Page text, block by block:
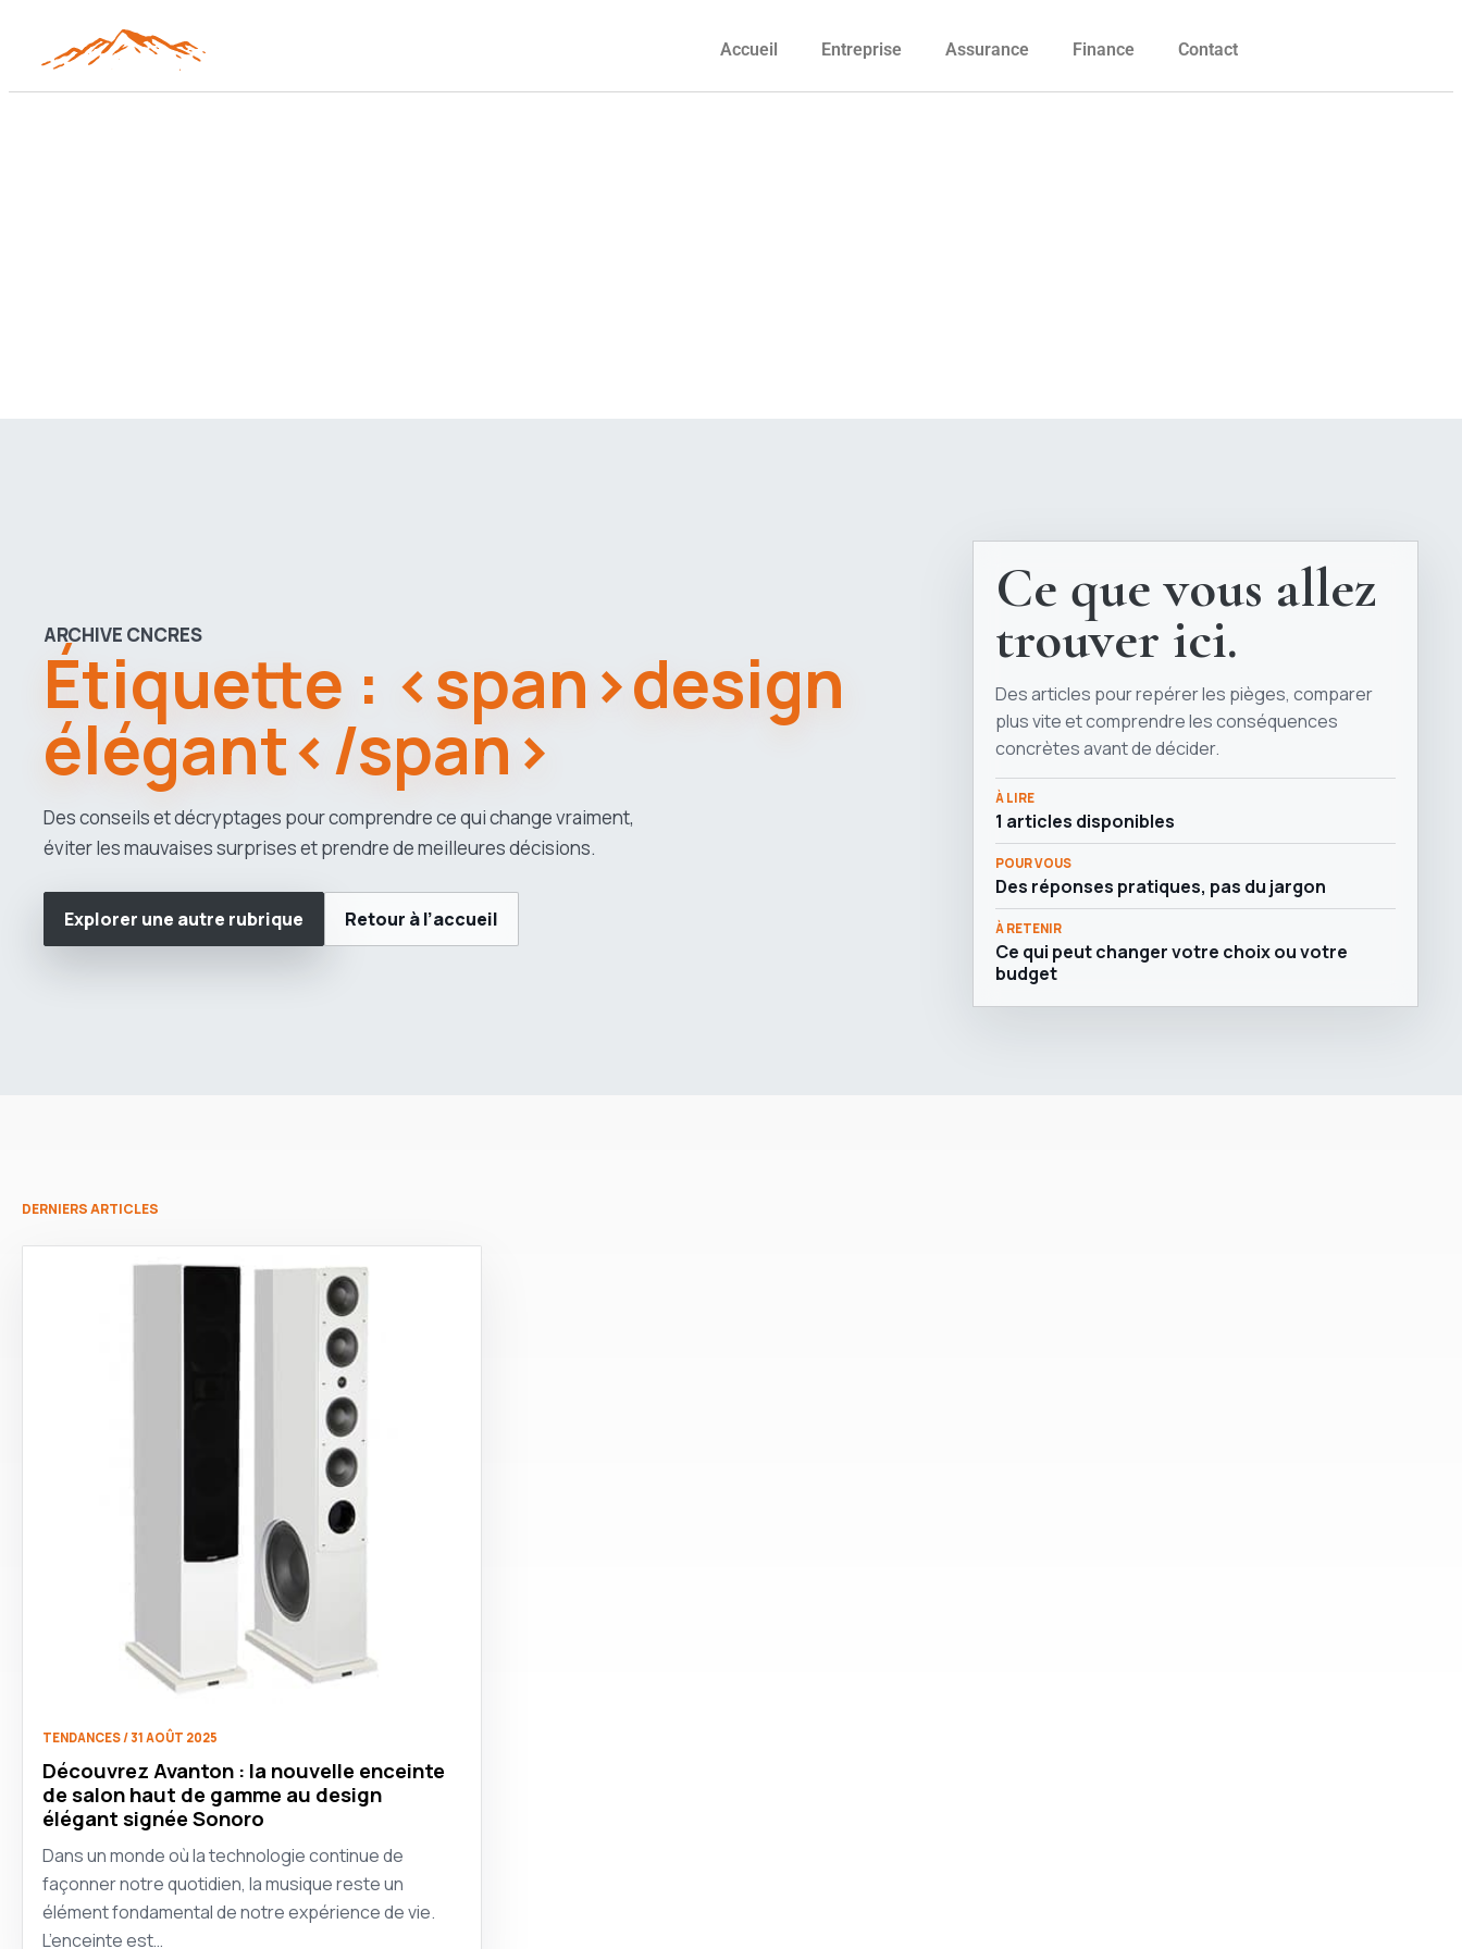
Accueil Entreprise Assurance Finance Contact
ARCHIVE CNCRES
Étiquette : <span>design
élégant</span>
Des conseils et décryptages pour comprendre ce qui change vraiment,
éviter les mauvaises surprises et prendre de meilleures décisions.
Explorer une autre rubrique Retour à l’accueil
Ce que vous allez
trouver ici.
Des articles pour repérer les pièges, comparer
plus vite et comprendre les conséquences
concrètes avant de décider.
À LIRE
1 articles disponibles
POUR VOUS
Des réponses pratiques, pas du jargon
À RETENIR
Ce qui peut changer votre choix ou votre
budget
DERNIERS ARTICLES
TENDANCES / 31 AOÛT 2025
Découvrez Avanton : la nouvelle enceinte
de salon haut de gamme au design
élégant signée Sonoro
Dans un monde où la technologie continue de
façonner notre quotidien, la musique reste un
élément fondamental de notre expérience de vie.
L’enceinte est…